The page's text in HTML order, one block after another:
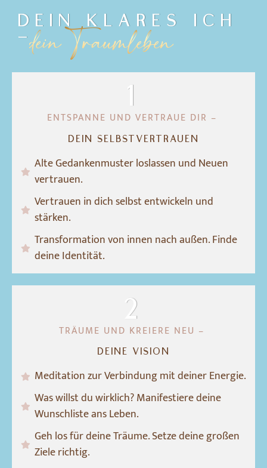
DEIN KLARES ICH
–dein Traumleben
1
ENTSPANNE UND VERTRAUE DIR –
DEIN SELBSTVERTRAUEN
Alte Gedankenmuster loslassen und Neuen
vertrauen.
Vertrauen in dich selbst entwickeln und
stärken.
Transformation von innen nach außen. Finde
deine Identität.
2
TRÄUME UND KREIERE NEU –
DEINE VISION
Meditation zur Verbindung mit deiner Energie.
Was willst du wirklich? Manifestiere deine
Wunschliste ans Leben.
Geh los für deine Träume. Setze deine großen
Ziele richtig.